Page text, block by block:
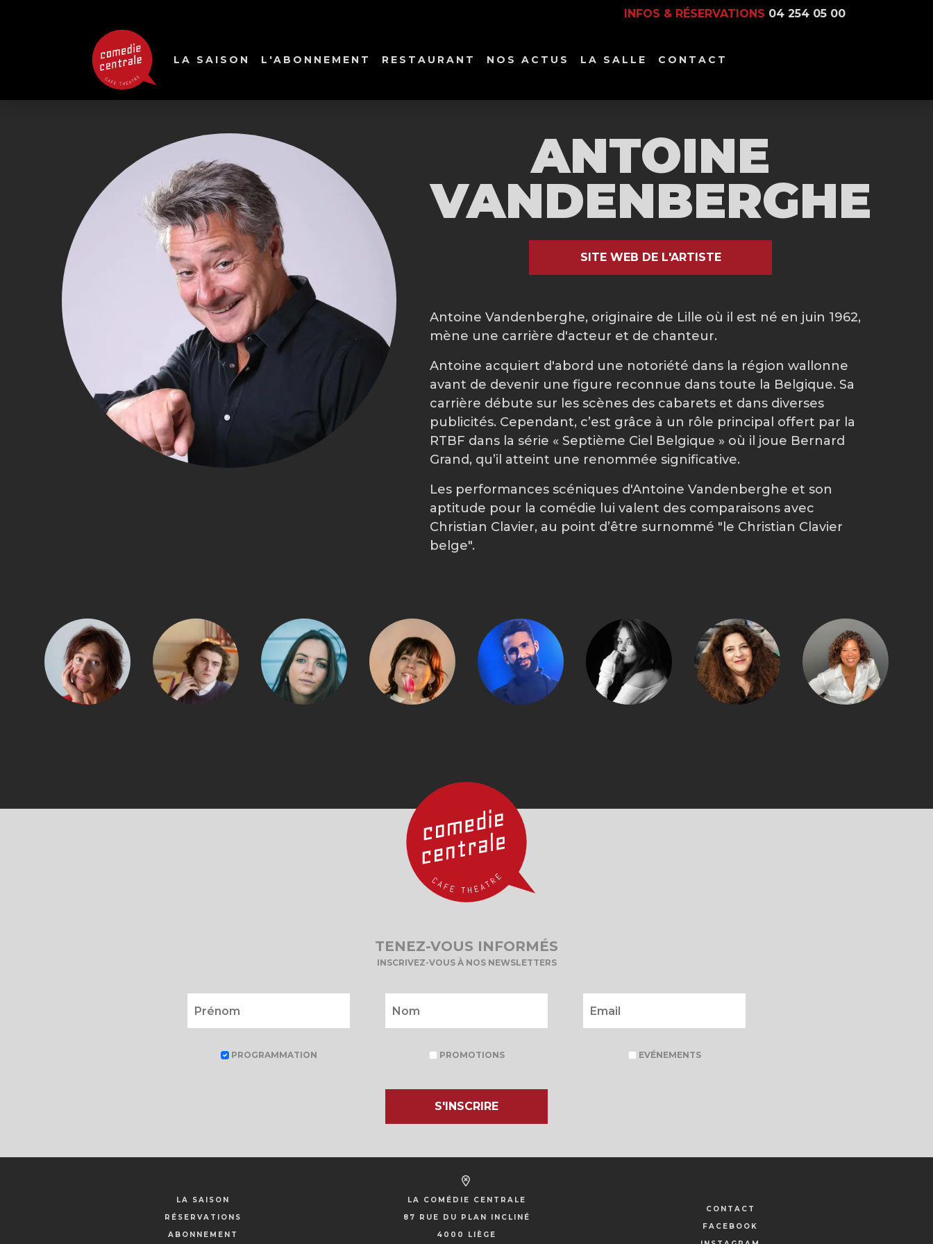
INFOS & RÉSERVATIONS 04 254 05 00
LA SAISON L'ABONNEMENT RESTAURANT NOS ACTUS LA SALLE CONTACT
ANTOINE
VANDENBERGHE
SITE WEB DE L'ARTISTE
Antoine Vandenberghe, originaire de Lille où il est né en juin 1962,
mène une carrière d'acteur et de chanteur.
Antoine acquiert d'abord une notoriété dans la région wallonne
avant de devenir une figure reconnue dans toute la Belgique. Sa
carrière débute sur les scènes des cabarets et dans diverses
publicités. Cependant, c’est grâce à un rôle principal offert par la
RTBF dans la série « Septième Ciel Belgique » où il joue Bernard
Grand, qu’il atteint une renommée significative.
Les performances scéniques d'Antoine Vandenberghe et son
aptitude pour la comédie lui valent des comparaisons avec
Christian Clavier, au point d’être surnommé "le Christian Clavier
belge".
TENEZ-VOUS INFORMÉS
INSCRIVEZ-VOUS À NOS NEWSLETTERS
PROGRAMMATION PROMOTIONS EVÉNEMENTS
S'INSCRIRE
LA SAISON
RÉSERVATIONS
ABONNEMENT
LA COMÉDIE CENTRALE
87 RUE DU PLAN INCLINÉ
4000 LIÈGE
CONTACT
FACEBOOK